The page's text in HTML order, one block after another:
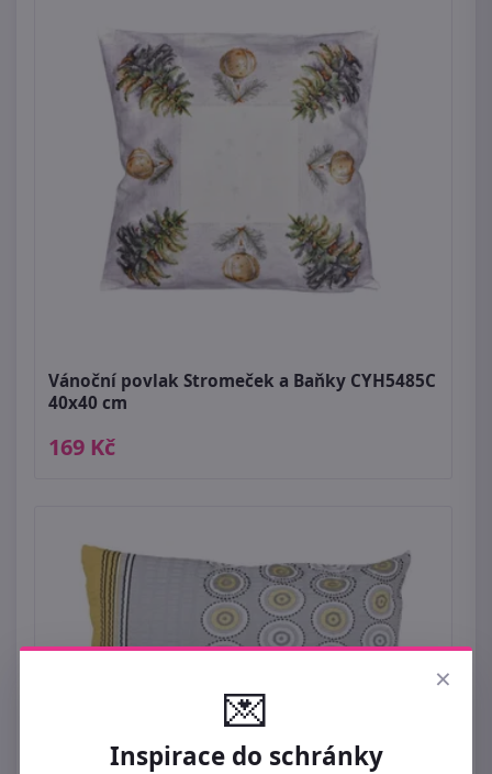
Vánoční povlak Stromeček a Baňky CYH5485C
40x40 cm
169 Kč
×
💌
Inspirace do schránky